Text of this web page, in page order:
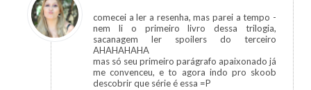
comecei a ler a resenha, mas parei a tempo -
nem li o primeiro livro dessa trilogia,
sacanagem ler spoilers do terceiro
AHAHAHAHA
mas só seu primeiro parágrafo apaixonado já
me convenceu, e to agora indo pro skoob
descobrir que série é essa =P